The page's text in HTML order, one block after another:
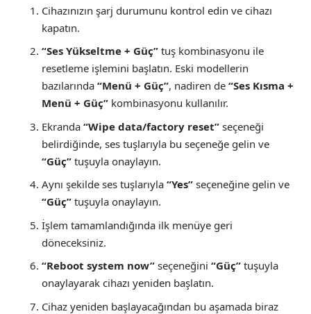
Cihazınızın şarj durumunu kontrol edin ve cihazı
kapatın.
“Ses Yükseltme + Güç” tuş kombinasyonu ile
resetleme işlemini başlatın. Eski modellerin
bazılarında “Menü + Güç”, nadiren de “Ses Kısma +
Menü + Güç” kombinasyonu kullanılır.
Ekranda “Wipe data/factory reset” seçeneği
belirdiğinde, ses tuşlarıyla bu seçeneğe gelin ve
“Güç” tuşuyla onaylayın.
Aynı şekilde ses tuşlarıyla “Yes” seçeneğine gelin ve
“Güç” tuşuyla onaylayın.
İşlem tamamlandığında ilk menüye geri
döneceksiniz.
“Reboot system now” seçeneğini “Güç” tuşuyla
onaylayarak cihazı yeniden başlatın.
Cihaz yeniden başlayacağından bu aşamada biraz